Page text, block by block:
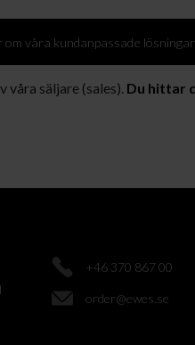
om våra kundanpassade
våra säljare (sales). Du hittar
+46 370 867 00
order@ewes.se